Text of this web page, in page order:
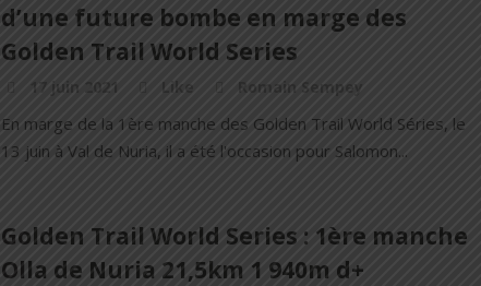
d’une future bombe en marge des
Golden Trail World Series
17 juin 2021 Like Romain Sempey
En marge de la 1ère manche des Golden Trail World Séries, le
13 juin à Val de Nuria, il a été l'occasion pour Salomon...
Golden Trail World Series : 1ère manche
Olla de Nuria 21,5km 1 940m d+